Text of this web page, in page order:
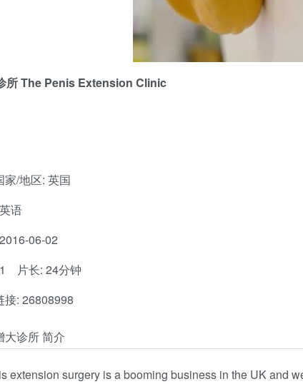
所 The Penis Extension Clinic
家/地区: 英国
语
06-02
片长: 24分钟
接: 26808998
大诊所 简介
extension surgery is a booming business in the UK and